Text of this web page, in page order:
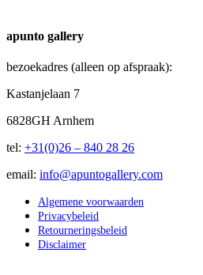
apunto gallery
bezoekadres (alleen op afspraak):
Kastanjelaan 7
6828GH Arnhem
tel: +31(0)26 – 840 28 26
email: info@apuntogallery.com
Algemene voorwaarden
Privacybeleid
Retourneringsbeleid
Disclaimer